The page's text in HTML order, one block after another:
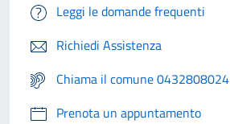
Leggi le domande frequenti
Richiedi Assistenza
Chiama il comune 0432808024
Prenota un appuntamento